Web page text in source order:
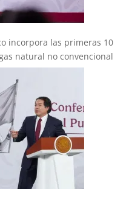
incorpora las primeras 10
natural no convencional